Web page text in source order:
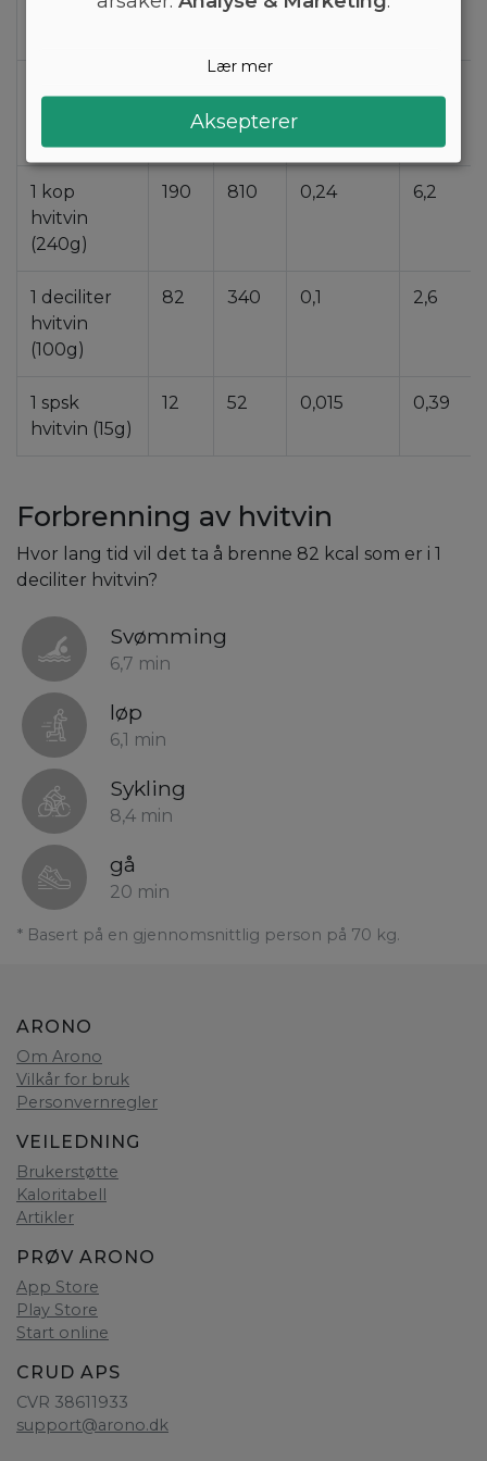
milliliter(ml)
(1000g)
1 kop
hvitvin
(240g)
190 810 0,24 6,2
1 deciliter
hvitvin
(100g)
82 340 0,1 2,6
1 spsk
hvitvin (15g)
12 52 0,015 0,39
Forbrenning av hvitvin
Hvor lang tid vil det ta å brenne 82 kcal som er i 1
deciliter hvitvin?
Svømming
6,7 min
løp
6,1 min
Sykling
8,4 min
gå
20 min
* Basert på en gjennomsnittlig person på 70 kg.
ARONO
Om Arono
Vilkår for bruk
Personvernregler
VEILEDNING
Brukerstøtte
Kaloritabell
Artikler
PRØV ARONO
App Store
Play Store
Start online
CRUD APS
CVR 38611933
support@arono.dk
Lær mer
Aksepterer